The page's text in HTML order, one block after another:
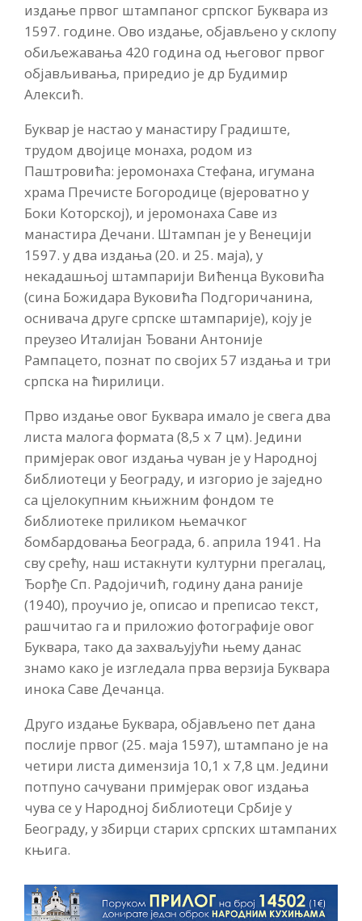
издање првог штампаног српског Буквара из
1597. године. Ово издање, објављено у склопу
обиљежавања 420 година од његовог првог
објављивања, приредио је др Будимир
Алексић.
Буквар је настао у манастиру Градиште,
трудом двојице монаха, родом из
Паштровића: јеромонаха Стефана, игумана
храма Пречисте Богородице (вјероватно у
Боки Которској), и јеромонаха Саве из
манастира Дечани. Штампан је у Венецији
1597. у два издања (20. и 25. маја), у
некадашњој штампарији Вићенца Вуковића
(сина Божидара Вуковића Подгоричанина,
оснивача друге српске штампарије), коју је
преузео Италијан Ђовани Антоније
Рампацето, познат по својих 57 издања и три
српска на ћирилици.
Прво издање овог Буквара имало је свега два
листа малога формата (8,5 х 7 цм). Једини
примјерак овог издања чуван је у Народној
библиотеци у Београду, и изгорио је заједно
са цјелокупним књижним фондом те
библиотеке приликом њемачког
бомбардовања Београда, 6. априла 1941. На
сву срећу, наш истакнути културни прегалац,
Ђорђе Сп. Радојичић, годину дана раније
(1940), проучио је, описао и преписао текст,
рашчитао га и приложио фотографије овог
Буквара, тако да захваљујући њему данас
знамо како је изгледала прва верзија Буквара
инока Саве Дечанца.
Друго издање Буквара, објављено пет дана
послије првог (25. маја 1597), штампано је на
четири листа димензија 10,1 х 7,8 цм. Једини
потпуно сачувани примјерак овог издања
чува се у Народној библиотеци Србије у
Београду, у збирци старих српских штампаних
књига.